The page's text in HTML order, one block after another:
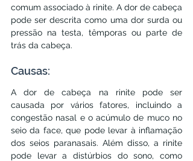
comum associado à rinite. A dor de cabeça
pode ser descrita como uma dor surda ou
pressão na testa, têmporas ou parte de
trás da cabeça.
Causas:
A dor de cabeça na rinite pode ser
causada por vários fatores, incluindo a
congestão nasal e o acúmulo de muco no
seio da face, que pode levar à inflamação
dos seios paranasais. Além disso, a rinite
pode levar a distúrbios do sono, como